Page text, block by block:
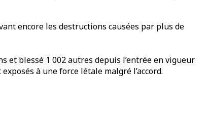
encore les destructions causées par plus de
et blessé 1 002 autres depuis l’entrée en vigueur
à une force létale malgré l’accord.